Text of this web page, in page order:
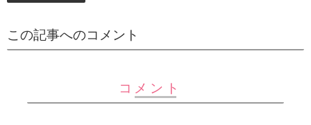
この記事へのコメント
コメント